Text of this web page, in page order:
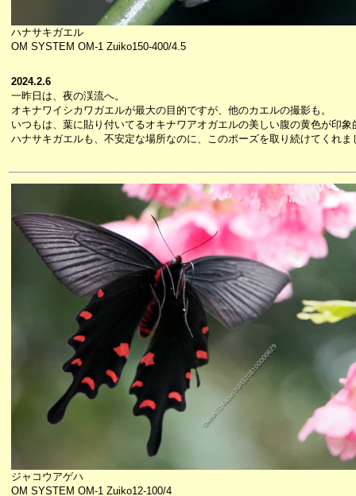
ハナサキガエル
OM SYSTEM OM-1 Zuiko150-400/4.5
2024.2.6
一昨日は、夜の渓流へ。
オキナワイシカワガエルが最大の目的ですが、他のカエルの撮影も。
いつもは、葉に貼り付いてるオキナワアオガエルの美しい腹の黄色が印象
ハナサキガエルも、不安定な場所なのに、このポーズを取り続けてくれま
ジャコウアゲハ
OM SYSTEM OM-1 Zuiko12-100/4